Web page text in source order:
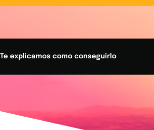
Te explicamos como conseguirlo